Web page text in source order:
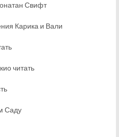
Свифт
Карика и Вали
читать
Саду